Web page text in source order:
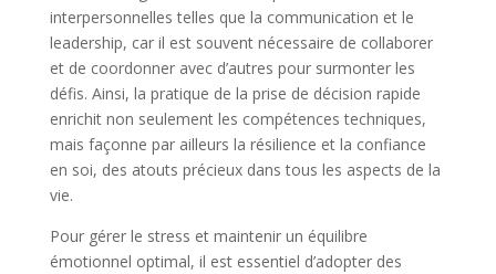
interpersonnelles telles que la communication et le
leadership, car il est souvent nécessaire de collaborer
et de coordonner avec d’autres pour surmonter les
défis. Ainsi, la pratique de la prise de décision rapide
enrichit non seulement les compétences techniques,
mais façonne par ailleurs la résilience et la confiance
en soi, des atouts précieux dans tous les aspects de la
vie.
Pour gérer le stress et maintenir un équilibre
émotionnel optimal, il est essentiel d’adopter des